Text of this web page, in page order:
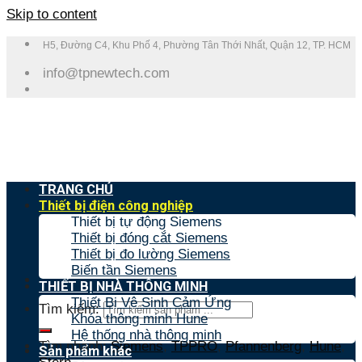
Skip to content
H5, Đường C4, Khu Phố 4, Phường Tân Thới Nhất, Quận 12, TP. HCM
info@tpnewtech.com
Tìm kiếm:
Tìm nhanh:Siemens,TPPRO,Pfannenberg,Hune,
TRANG CHỦ
Thiết bị điện công nghiệp
Thiết bị tự động Siemens
Thiết bị đóng cắt Siemens
Thiết bị đo lường Siemens
Biến tần Siemens
THIẾT BỊ NHÀ THÔNG MINH
Thiết Bị Vệ Sinh Cảm Ứng
Khóa thông minh Hune
Hệ thống nhà thông minh
Sản phẩm khác